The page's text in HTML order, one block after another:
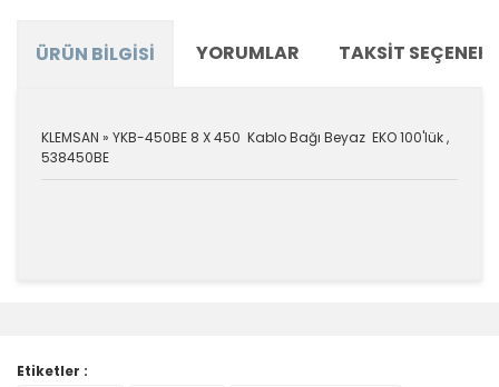
ÜRÜN BILGISI YORUMLAR TAKSIT
KLEMSAN » YKB-450BE 8 X 450 Kablo Bağı Beyaz EKO 100'lük ,
538450BE
Etiketler :